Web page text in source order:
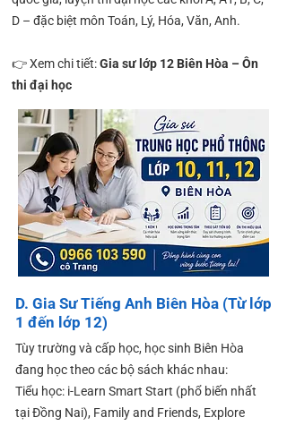
D – đặc biệt môn Toán, Lý, Hóa, Văn, Anh.
👉 Xem chi tiết:Gia sư lớp 12 Biên Hòa – Ôn
thi đại học
D. Gia Sư Tiếng Anh Biên Hòa (Từ lớp
1 đến lớp 12)
Tùy trường và cấp học, học sinh Biên Hòa
đang học theo các bộ sách khác nhau:
Tiểu học: i-Learn Smart Start (phổ biến nhất
tại Đồng Nai), Family and Friends, Explore